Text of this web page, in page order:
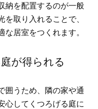
納を配置するのが一般
取り入れることで、
居室をつくれます。
が得られる
囲うため、隣の家や通
心してくつろげる庭に